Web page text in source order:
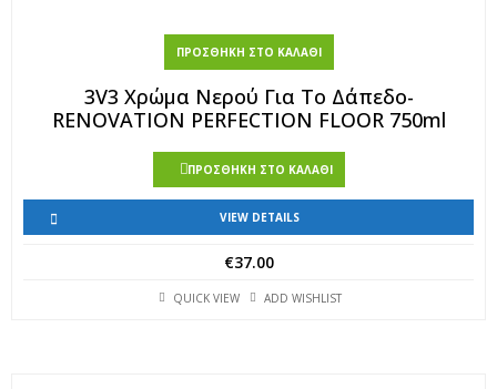
ΠΡΟΣΘΉΚΗ ΣΤΟ ΚΑΛΆΘΙ
3V3 Χρώμα Νερού Για Το Δάπεδο-
RENOVATION PERFECTION FLOOR 750ml
ΠΡΟΣΘΉΚΗ ΣΤΟ ΚΑΛΆΘΙ
VIEW DETAILS
€37.00
QUICK VIEW ADD WISHLIST